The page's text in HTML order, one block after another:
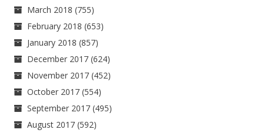
March 2018 (755)
February 2018 (653)
January 2018 (857)
December 2017 (624)
November 2017 (452)
October 2017 (554)
September 2017 (495)
August 2017 (592)